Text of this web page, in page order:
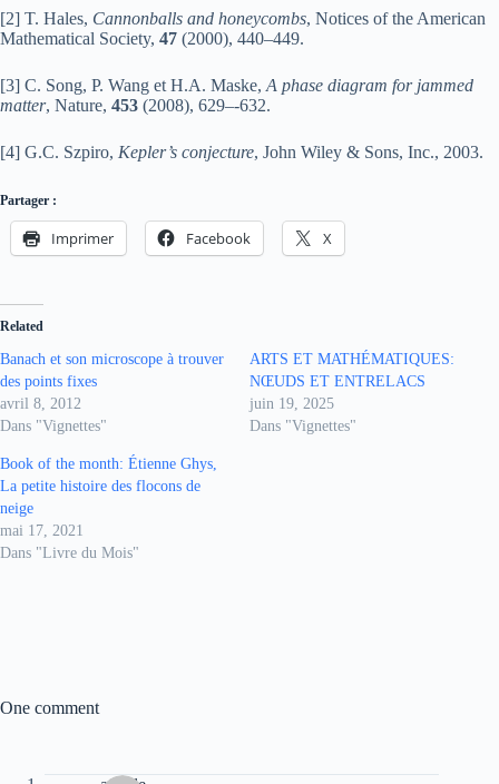
[2] T. Hales, Cannonballs and honeycombs, Notices of the American
Mathematical Society, 47 (2000), 440–449.
[3] C. Song, P. Wang et H.A. Maske, A phase diagram for jammed
matter, Nature, 453 (2008), 629–-632.
[4] G.C. Szpiro, Kepler’s conjecture, John Wiley & Sons, Inc., 2003.
Partager :
Imprimer Facebook X
Related
Banach et son microscope à trouver
des points fixes
avril 8, 2012
Dans "Vignettes"
ARTS ET MATHÉMATIQUES:
NŒUDS ET ENTRELACS
juin 19, 2025
Dans "Vignettes"
Book of the month: Étienne Ghys,
La petite histoire des flocons de
neige
mai 17, 2021
Dans "Livre du Mois"
One comment